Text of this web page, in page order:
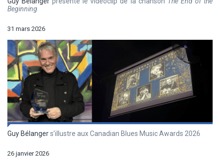
Beginning
31 mars 2026
Guy Bélangers’illustre aux Canadian Blues Music Awards 2026
26 janvier 2026